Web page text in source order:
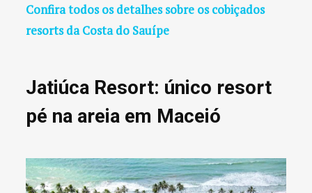
Confira todos os detalhes sobre os cobiçados
resorts da Costa do Sauípe
Jatiúca Resort: único resort
pé na areia em Maceió